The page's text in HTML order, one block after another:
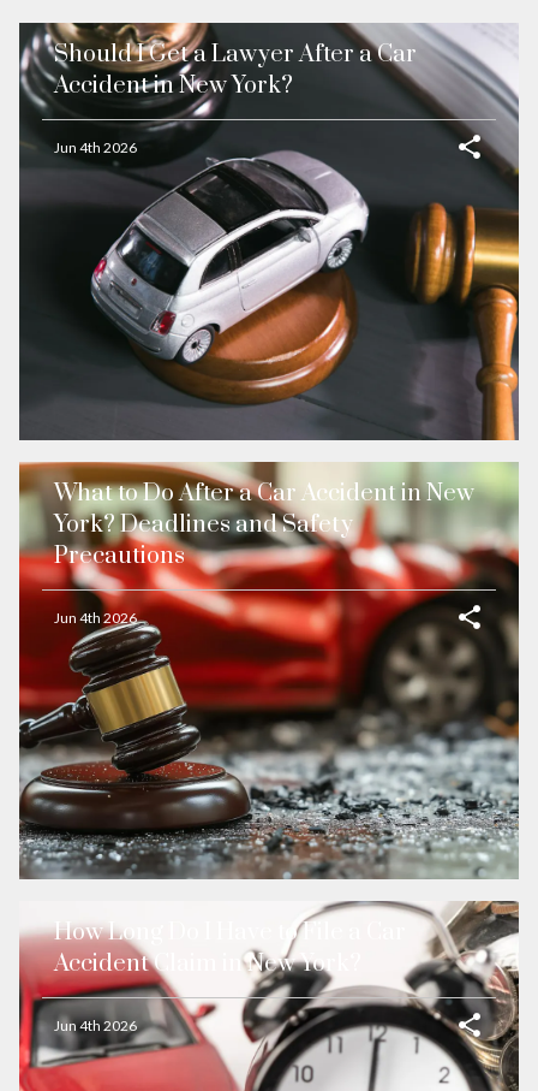
Should I Get a Lawyer After a Car
Accident in New York?
Jun 4th 2026
What to Do After a Car Accident in New
York? Deadlines and Safety
Precautions
Jun 4th 2026
How Long Do I Have to File a Car
Accident Claim in New York?
Jun 4th 2026